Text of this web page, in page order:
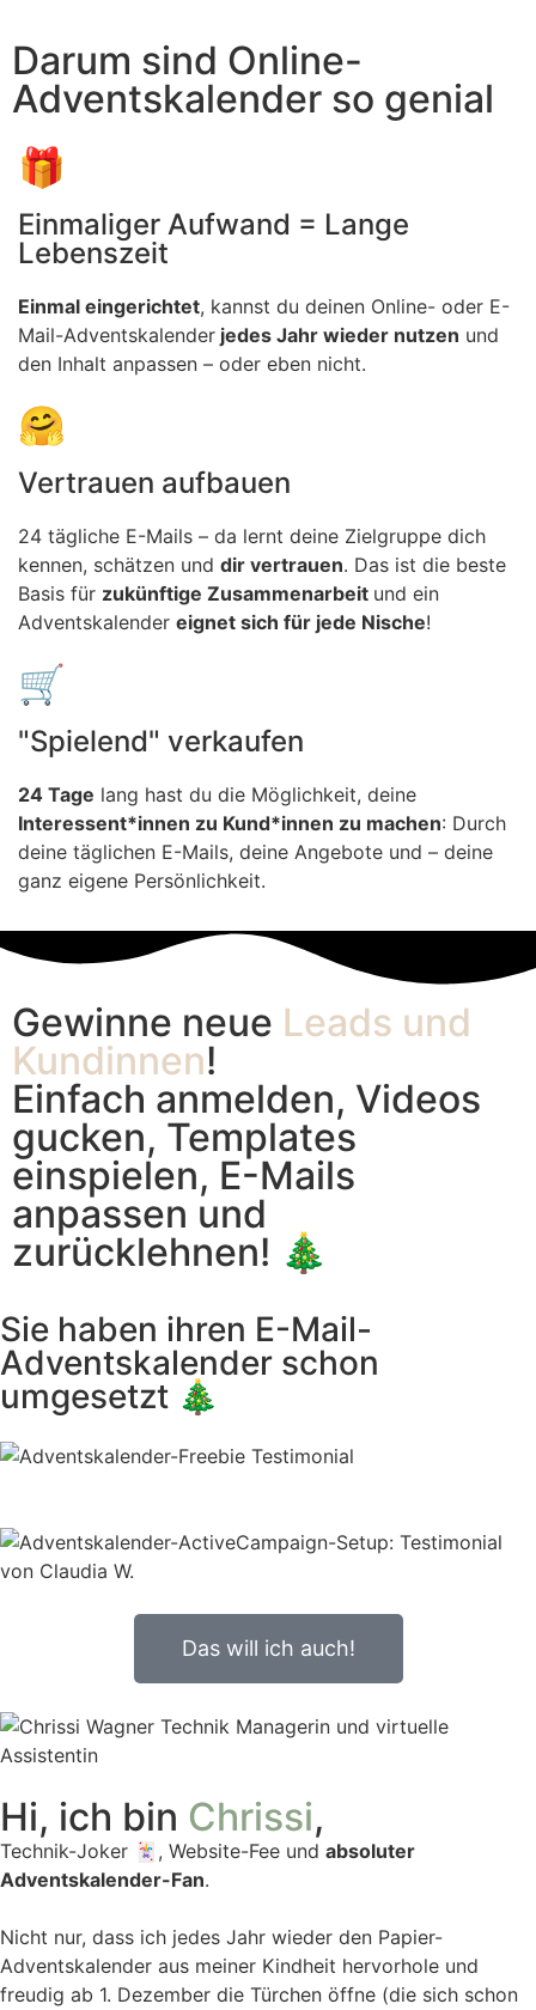
Darum sind Online-
Advents­kalender so genial
🎁
Einmaliger Aufwand = Lange
Lebenszeit
Einmal eingerichtet, kannst du deinen Online- oder E-
Mail-Adventskalender jedes Jahr wieder nutzen und
den Inhalt anpassen – oder eben nicht.
🤗
Vertrauen aufbauen
24 tägliche E-Mails – da lernt deine Zielgruppe dich
kennen, schätzen und dir vertrauen. Das ist die beste
Basis für zukünftige Zusammenarbeit und ein
Adventskalender eignet sich für jede Nische!
🛒
"Spielend" verkaufen
24 Tage lang hast du die Möglichkeit, deine
Interessent*innen zu Kund*innen zu machen: Durch
deine täglichen E-Mails, deine Angebote und – deine
ganz eigene Persönlichkeit.
Gewinne neue Leads und
Kundinnen!
Einfach anmelden, Videos
gucken, Templates
einspielen, E-Mails
anpassen und
zurücklehnen! 🎄
Sie haben ihren E-Mail-
Adventskalender schon
umgesetzt 🎄
Das will ich auch!
Hi, ich bin Chrissi,
Technik-Joker 🃏, Website-Fee und absoluter
Adventskalender-Fan.
Nicht nur, dass ich jedes Jahr wieder den Papier-
Adventskalender aus meiner Kindheit hervorhole und
freudig ab 1. Dezember die Türchen öffne (die sich schon